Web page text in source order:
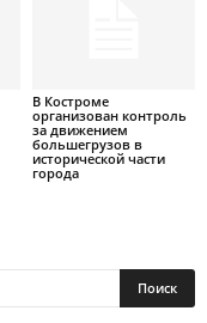
В Костроме
организован контроль
за движением
большегрузов в
исторической части
города